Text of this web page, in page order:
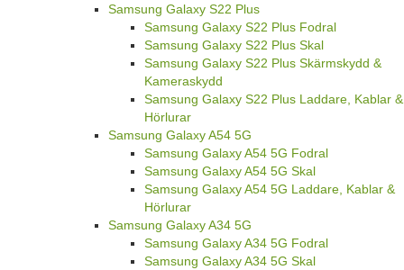
Samsung Galaxy S22 Plus
Samsung Galaxy S22 Plus Fodral
Samsung Galaxy S22 Plus Skal
Samsung Galaxy S22 Plus Skärmskydd &
Kameraskydd
Samsung Galaxy S22 Plus Laddare, Kablar &
Hörlurar
Samsung Galaxy A54 5G
Samsung Galaxy A54 5G Fodral
Samsung Galaxy A54 5G Skal
Samsung Galaxy A54 5G Laddare, Kablar &
Hörlurar
Samsung Galaxy A34 5G
Samsung Galaxy A34 5G Fodral
Samsung Galaxy A34 5G Skal